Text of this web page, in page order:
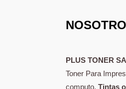
PLUS TONER
Toner Para
computo. Tintas